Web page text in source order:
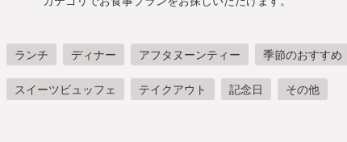
ランチ ディナー アフタヌーンティー 季節のおすすめ
スイーツビュッフェ テイクアウト 記念日 その他